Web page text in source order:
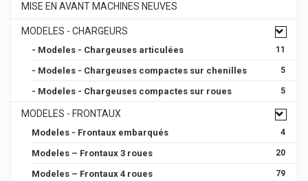
MISE EN AVANT MACHINES NEUVES
MODELES - CHARGEURS
- Modeles - Chargeuses articulées 11
- Modeles - Chargeuses compactes sur chenilles 5
- Modeles - Chargeuses compactes sur roues 5
MODELES - FRONTAUX
Modeles - Frontaux embarqués 4
Modeles – Frontaux 3 roues 20
Modeles – Frontaux 4 roues 79